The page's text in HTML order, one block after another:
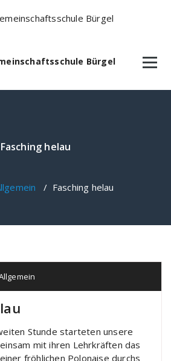
Bürgel
Fasching helau
/ Fasching helau
Stunde starteten unsere
mit ihren Lehrkräften das
fröhlichen Polonaise durchs